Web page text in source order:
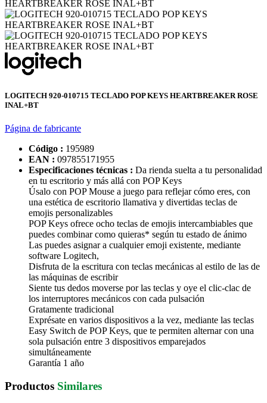
LOGITECH 920-010715 TECLADO POP KEYS HEARTBREAKER ROSE
INAL+BT
Página de fabricante
Código : 195989
EAN : 097855171955
Especificaciones técnicas : Da rienda suelta a tu personalidad
en tu escritorio y más allá con POP Keys
Úsalo con POP Mouse a juego para reflejar cómo eres, con
una estética de escritorio llamativa y divertidas teclas de
emojis personalizables
POP Keys ofrece ocho teclas de emojis intercambiables que
puedes combinar como quieras* según tu estado de ánimo
Las puedes asignar a cualquier emoji existente, mediante
software Logitech,
Disfruta de la escritura con teclas mecánicas al estilo de las de
las máquinas de escribir
Siente tus dedos moverse por las teclas y oye el clic-clac de
los interruptores mecánicos con cada pulsación
Gratamente tradicional
Exprésate en varios dispositivos a la vez, mediante las teclas
Easy Switch de POP Keys, que te permiten alternar con una
sola pulsación entre 3 dispositivos emparejados
simultáneamente
Garantía 1 año
Productos Similares